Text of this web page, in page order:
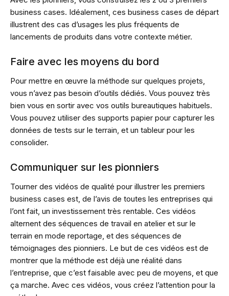
business cases. Idéalement, ces business cases de départ
illustrent des cas d’usages les plus fréquents de
lancements de produits dans votre contexte métier.
Faire avec les moyens du bord
Pour mettre en œuvre la méthode sur quelques projets,
vous n’avez pas besoin d’outils dédiés. Vous pouvez très
bien vous en sortir avec vos outils bureautiques habituels.
Vous pouvez utiliser des supports papier pour capturer les
données de tests sur le terrain, et un tableur pour les
consolider.
Communiquer sur les pionniers
Tourner des vidéos de qualité pour illustrer les premiers
business cases est, de l’avis de toutes les entreprises qui
l’ont fait, un investissement très rentable. Ces vidéos
alternent des séquences de travail en atelier et sur le
terrain en mode reportage, et des séquences de
témoignages des pionniers. Le but de ces vidéos est de
montrer que la méthode est déjà une réalité dans
l’entreprise, que c’est faisable avec peu de moyens, et que
ça marche. Avec ces vidéos, vous créez l’attention pour la